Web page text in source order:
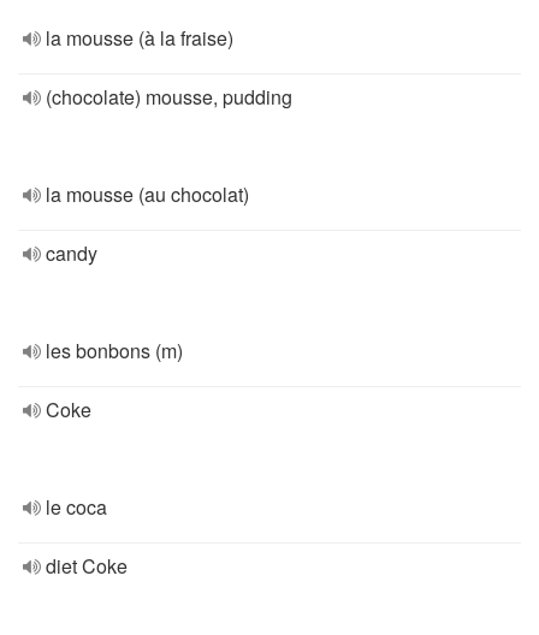
la mousse (à la fraise)
(chocolate) mousse, pudding
la mousse (au chocolat)
candy
les bonbons (m)
Coke
le coca
diet Coke